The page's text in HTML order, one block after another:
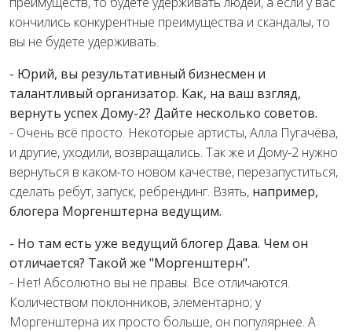
кончились конкурентные преимущества и скандалы, то
вы не будете удерживать.
- Юрий, вы результативный бизнесмен и
талантливый организатор. Как, на ваш взгляд,
вернуть успех Дому-2? Дайте несколько советов.
- Очень всё просто. Некоторые артисты, Алла Пугачёва,
и другие, уходили, возвращались. Так же и Дому-2 нужно
вернуться в каком-то новом качестве, перезапуститься,
сделать ребут, запуск, ребрендинг. Взять, например,
блогера Моргенштерна ведущим.
- Но там есть уже ведущий блогер Дава. Чем он
отличается? Такой же "Моргенштерн".
- Нет! Абсолютно вы не правы. Все отличаются.
Количеством поклонников, элементарно; у
Моргенштерна их просто больше, он популярнее. А